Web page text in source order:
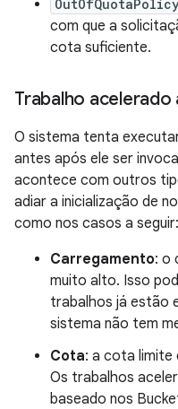
com que a
cota suficiente.
Trabalho acelerado
O sistema tenta
antes após ele ser
acontece com outros
adiar a inicialização de
como nos casos a seguir:
Carregamento: o
muito alto. Isso
trabalhos já estão
sistema não tem
Cota: a cota limite
Os trabalhos
baseado nos